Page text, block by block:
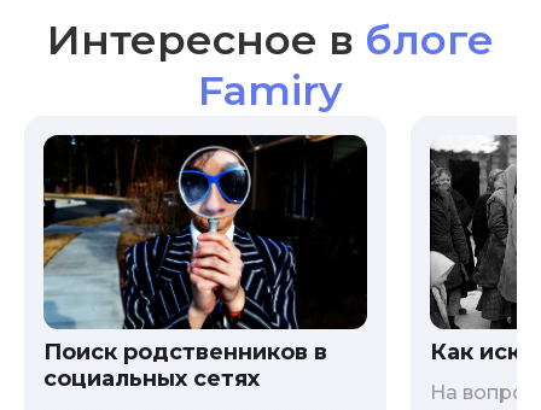
Интересное в блоге
Famiry
Поиск родственников в
социальных сетях
Как
На вопрос